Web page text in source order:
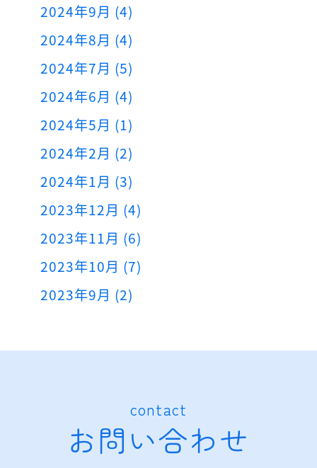
2024年9月 (4)
2024年8月 (4)
2024年7月 (5)
2024年6月 (4)
2024年5月 (1)
2024年2月 (2)
2024年1月 (3)
2023年12月 (4)
2023年11月 (6)
2023年10月 (7)
2023年9月 (2)
contact
お問い合わせ